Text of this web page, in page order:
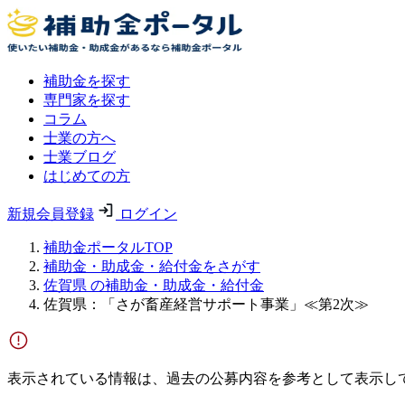
補助金を探す
専門家を探す
コラム
士業の方へ
士業ブログ
はじめての方
新規会員登録 ログイン
補助金ポータルTOP
補助金・助成金・給付金をさがす
佐賀県 の補助金・助成金・給付金
佐賀県：「さが畜産経営サポート事業」≪第2次≫
表示されている情報は、過去の公募内容を参考として表示し